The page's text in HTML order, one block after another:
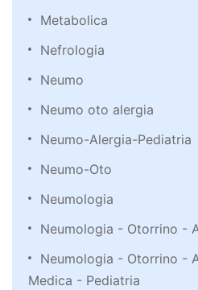
Metabolica
Nefrologia
Neumo
Neumo oto alergia
Neumo-Alergia-Pediatria
Neumo-Oto
Neumologia
Neumologia - Otorrino -
Neumologia - Otorrino -
Medica - Pediatria